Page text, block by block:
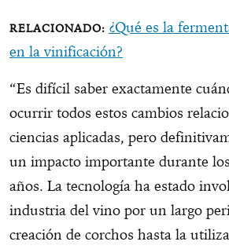
¿Qué es la
en la vinificación?
“Es difícil saber exactamente
ocurrir todos estos cambios
ciencias aplicadas, pero
un impacto importante durante
años. La tecnología ha estado
industria del vino por un largo
creación de corchos hasta la